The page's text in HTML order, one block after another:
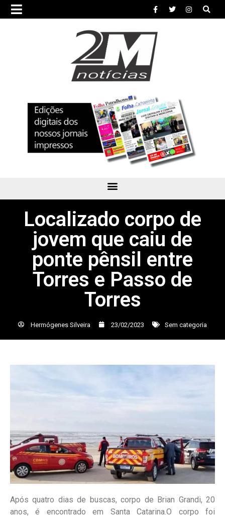
Localizado corpo de
jovem que caiu de
ponte pênsil entre
Torres e Passo de
Torres
Hermógenes Silveira 23/02/2023 Sem categoria
Após quatro dias de buscas, corpo de Brian Grandi, 20
anos, é encontrado em Santa Catarina.O corpo foi